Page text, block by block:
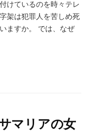
けているのを時々テレ
架は犯罪人を苦しめ死
ますか。 では、なぜ
マリアの女